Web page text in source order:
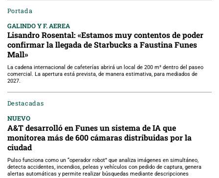
Portada
GALINDO Y F. AEREA
Lisandro Rosental: «Estamos muy contentos de poder
confirmar la llegada de Starbucks a Faustina Funes
Mall»
La cadena internacional de cafeterías abrirá un local de 200 m² dentro del paseo
comercial. La apertura está prevista, de manera estimativa, para mediados de
2027.
Destacadas
NUEVO
A&T desarrolló en Funes un sistema de IA que
monitorea más de 600 cámaras distribuidas por la
ciudad
Pulso funciona como un “operador robot” que analiza imágenes en simultáneo,
detecta accidentes, incendios, peleas y vehículos con pedido de captura, genera
alertas automáticas y permite realizar búsquedas mediante descripciones